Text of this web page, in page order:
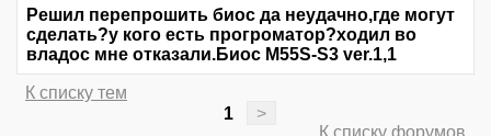
Решил перепрошить биос да неудачно,где могут
сделать?у кого есть прогроматор?ходил во
владос мне отказали.Биос M55S-S3 vеr.1,1
К списку тем
1
>